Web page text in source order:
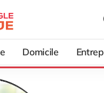
Domicile